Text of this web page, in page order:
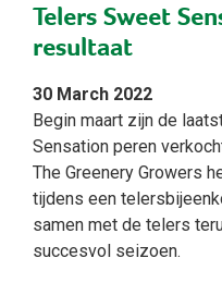
Telers Sweet
resultaat
30 March 2022
Begin maart zijn de
Sensation peren
The Greenery Growers
tijdens een
samen met de telers
succesvol seizoen.